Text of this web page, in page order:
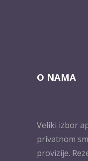
O NAMA
Veliki izbor
privatnom
provizije.